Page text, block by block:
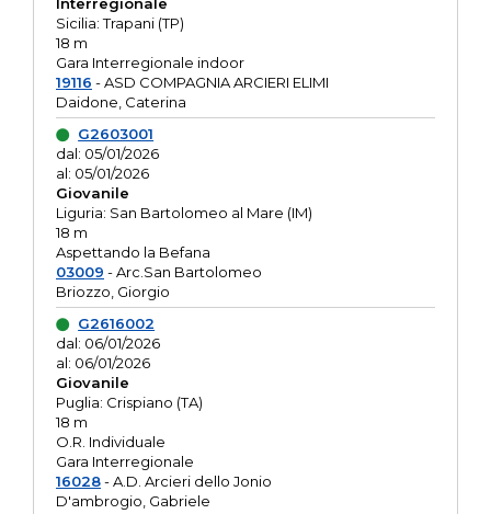
Sicilia: Trapani (TP)
18 m
Gara Interregionale indoor
19116 - ASD COMPAGNIA ARCIERI ELIMI
Daidone, Caterina
G2603001
dal: 05/01/2026
al: 05/01/2026
Giovanile
Liguria: San Bartolomeo al Mare (IM)
18 m
Aspettando la Befana
03009 - Arc.San Bartolomeo
Briozzo, Giorgio
G2616002
dal: 06/01/2026
al: 06/01/2026
Giovanile
Puglia: Crispiano (TA)
18 m
O.R. Individuale
Gara Interregionale
16028- A.D. Arcieri dello Jonio
D'ambrogio, Gabriele